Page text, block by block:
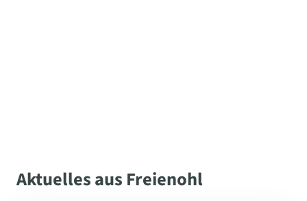
Aktuelles aus Freienohl